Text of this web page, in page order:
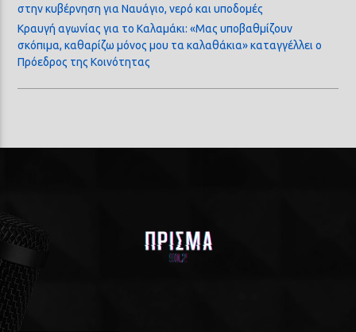
στην κυβέρνηση για Ναυάγιο, νερό και υποδομές
Κραυγή αγωνίας για το Καλαμάκι: «Μας υποβαθμίζουν
σκόπιμα, καθαρίζω μόνος μου τα καλαθάκια» καταγγέλλει ο
Πρόεδρος της Κοινότητας